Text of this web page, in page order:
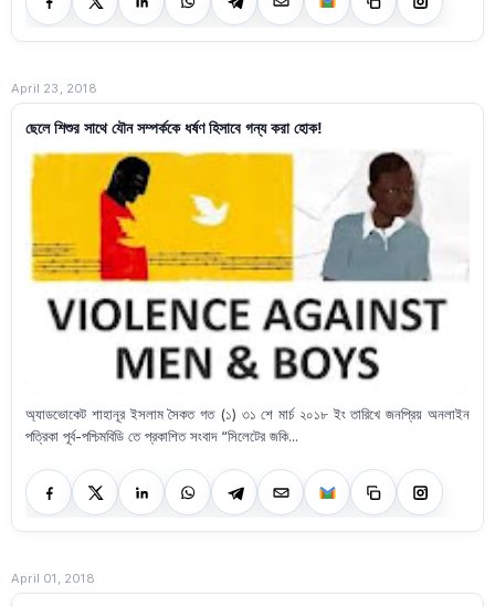
April 23, 2018
ছেলে শিশুর সাথে যৌন সম্পর্ককে ধর্ষণ হিসাবে গন্য করা হোক!
অ্যাডভোকেট শাহানূর ইসলাম সৈকত গত (১) ৩১ শে মার্চ ২০১৮ ইং তারিখে জনপ্রিয় অনলাইন
পত্রিকা পূর্ব-পশ্চিমবিডি তে প্রকাশিত সংবাদ “সিলেটের জকি...
April 01, 2018